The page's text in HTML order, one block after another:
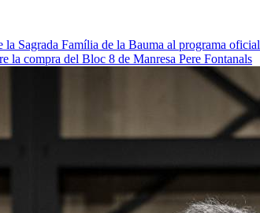
Sagrada Família de la Bauma al programa oficial
la compra del Bloc 8 de Manresa Pere Fontanals